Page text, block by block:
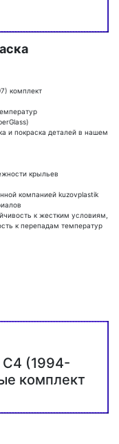
комплект
и покраска деталей в нашем
крыльев
компанией kuzovplastik
к жестким условиям,
к перепадам температур
(1994-
комплект